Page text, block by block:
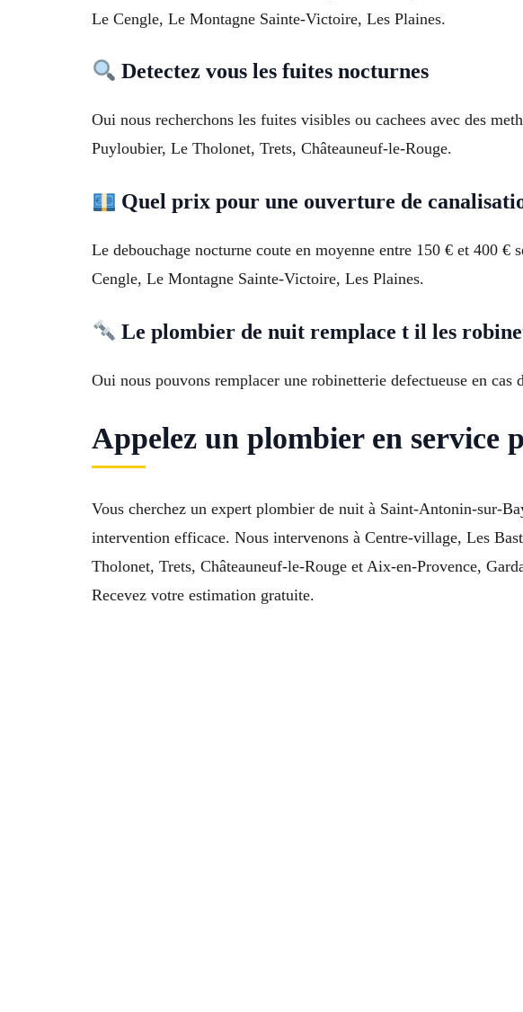
Le Cengle, Le Montagne Sainte-Victoire, Les Plaines.
Detectez vous les fuites nocturnes
Oui nous recherchons les fuites visibles ou cachees avec des
Puyloubier, Le Tholonet, Trets, Châteauneuf-le-Rouge.
Quel prix pour une ouverture de
Le debouchage nocturne coute en moyenne entre 150 € et 400
Cengle, Le Montagne Sainte-Victoire, Les Plaines.
Le plombier de nuit remplace t il les
Oui nous pouvons remplacer une robinetterie defectueuse en
Appelez un plombier en service
Vous cherchez un expert plombier de nuit à Saint-Antonin-sur-
intervention efficace. Nous intervenons à Centre-village, Les
Tholonet, Trets, Châteauneuf-le-Rouge et Aix-en-Provence,
Recevez votre estimation gratuite.